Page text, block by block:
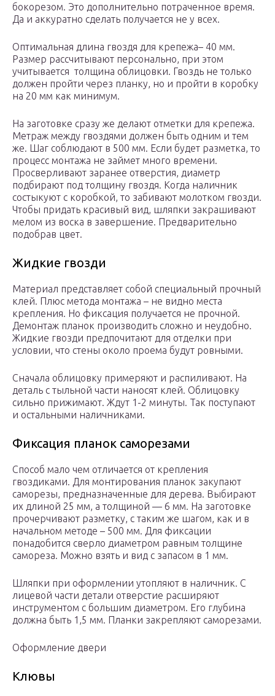
бокорезом. Это дополнительно потраченное время.
Да и аккуратно сделать получается не у всех.
Оптимальная длина гвоздя для крепежа– 40 мм.
Размер рассчитывают персонально, при этом
учитывается толщина облицовки. Гвоздь не только
должен пройти через планку, но и пройти в коробку
на 20 мм как минимум.
На заготовке сразу же делают отметки для крепежа.
Метраж между гвоздями должен быть одним и тем
же. Шаг соблюдают в 500 мм. Если будет разметка, то
процесс монтажа не займет много времени.
Просверливают заранее отверстия, диаметр
подбирают под толщину гвоздя. Когда наличник
состыкуют с коробкой, то забивают молотком гвозди.
Чтобы придать красивый вид, шляпки закрашивают
мелом из воска в завершение. Предварительно
подобрав цвет.
Жидкие гвозди
Материал представляет собой специальный прочный
клей. Плюс метода монтажа – не видно места
крепления. Но фиксация получается не прочной.
Демонтаж планок производить сложно и неудобно.
Жидкие гвозди предпочитают для отделки при
условии, что стены около проема будут ровными.
Сначала облицовку примеряют и распиливают. На
деталь с тыльной части наносят клей. Облицовку
сильно прижимают. Ждут 1-2 минуты. Так поступают
и остальными наличниками.
Фиксация планок саморезами
Способ мало чем отличается от крепления
гвоздиками. Для монтирования планок закупают
саморезы, предназначенные для дерева. Выбирают
их длиной 25 мм, а толщиной — 6 мм. На заготовке
прочерчивают разметку, с таким же шагом, как и в
начальном методе – 500 мм. Для фиксации
понадобится сверло диаметром равным толщине
самореза. Можно взять и вид с запасом в 1 мм.
Шляпки при оформлении утопляют в наличник. С
лицевой части детали отверстие расширяют
инструментом с большим диаметром. Его глубина
должна быть 1,5 мм. Планки закрепляют саморезами.
Оформление двери
Клювы